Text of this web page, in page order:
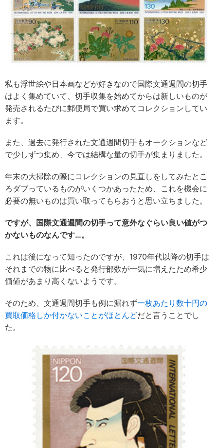
私も浮世絵や日本画などが好きなので国際文通週間の切手
はよく集めていて、切手収集を始めてからは新しいものが
発売されるたびに郵便局で買い求めてコレクションしてい
ます。
また、過去に発行された文通週間切手もオークションなど
で少しずつ集め、今では結構な量の切手が集まりました。
年末の大掃除の際にコレクションの見直しをしてみたとこ
ろダブっているものがいくつかあったため、これを機会に
必要の無いものは買い取ってもらおうと思い立ちました。
ですが、国際文通週間の切手って意外なぐらい良い値がつ
かないものなんです…。
これは後になって知ったのですが、1970年代以降の切手は
それまでの物に比べると発行部数が一気に増えたため希少
価値があまり高くないようです。
そのため、文通週間切手も例に漏れず一枚あたり数十円の
買取価格しか付かないことがほとんどだと言うことでし
た。